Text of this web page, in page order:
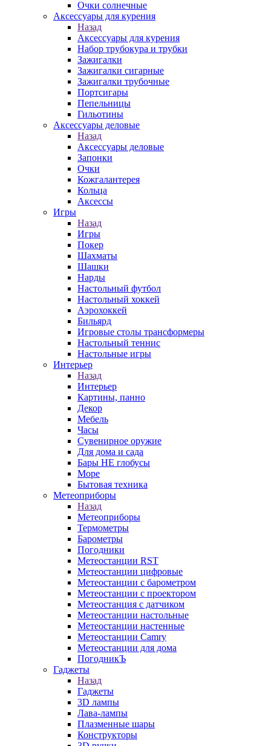
Очки солнечные
Аксессуары для курения
Назад
Аксессуары для курения
Набор трубокура и трубки
Зажигалки
Зажигалки сигарные
Зажигалки трубочные
Портсигары
Пепельницы
Гильотины
Аксессуары деловые
Назад
Аксессуары деловые
Запонки
Очки
Кожгалантерея
Кольца
Аксессы
Игры
Назад
Игры
Покер
Шахматы
Шашки
Нарды
Настольный футбол
Настольный хоккей
Аэрохоккей
Бильярд
Игровые столы трансформеры
Настольный теннис
Настольные игры
Интерьер
Назад
Интерьер
Картины, панно
Декор
Мебель
Часы
Сувенирное оружие
Для дома и сада
Бары НЕ глобусы
Море
Бытовая техника
Метеоприборы
Назад
Метеоприборы
Термометры
Барометры
Погодники
Метеостанции RST
Метеостанции цифровые
Метеостанции с барометром
Метеостанции с проектором
Метеостанция с датчиком
Метеостанции настольные
Метеостанции настенные
Метеостанции Camry
Метеостанции для дома
ПогодникЪ
Гаджеты
Назад
Гаджеты
3D лампы
Лава-лампы
Плазменные шары
Конструкторы